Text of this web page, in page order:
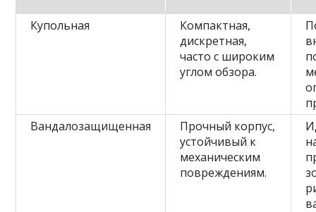
Купольная
Компактная,
дискретная,
часто с широким
углом обзора.
Вандалозащищенная
Прочный корпус,
устойчивый к
механическим
повреждениям.